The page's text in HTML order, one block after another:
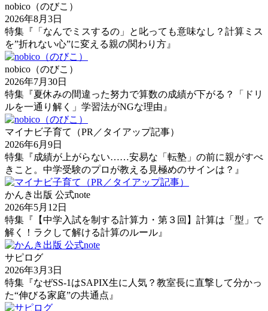
nobico（のびこ）
2026年8月3日
特集『「なんでミスするの」と叱っても意味なし？計算ミス
を”折れない心”に変える親の関わり方』
nobico（のびこ）
2026年7月30日
特集『夏休みの間違った努力で算数の成績が下がる？「ドリ
ルを一通り解く」学習法がNGな理由』
マイナビ子育て（PR／タイアップ記事）
2026年6月9日
特集『成績が上がらない……安易な「転塾」の前に親がすべ
きこと。中学受験のプロが教える見極めのサインは？』
かんき出版 公式note
2026年5月12日
特集『【中学入試を制する計算力・第３回】計算は「型」で
解く！ラクして解ける計算のルール』
サピログ
2026年3月3日
特集『なぜSS-1はSAPIX生に人気？教室長に直撃して分かっ
た“伸びる家庭”の共通点』